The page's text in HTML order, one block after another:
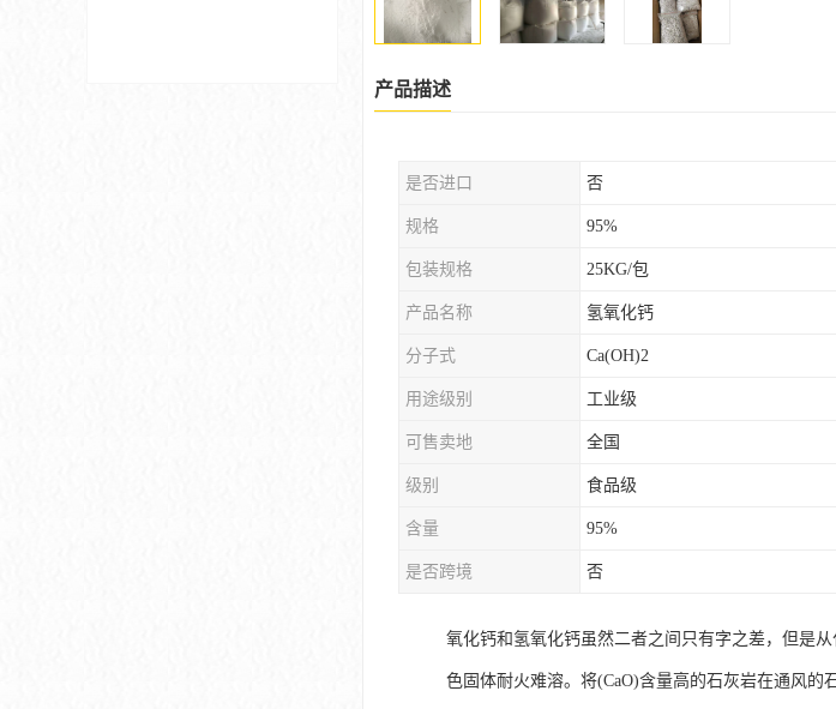
产品描述
是否进口 否
规格 95%
包装规格 25KG/包
产品名称 氢氧化钙
分子式 Ca(OH)2
用途级别 工业级
可售卖地 全国
级别 食品级
含量 95%
是否跨境 否
氧化钙和氢氧化钙虽然二者之间只有字之差，但是
色固体耐火难溶。将(CaO)含量高的石灰岩在通风